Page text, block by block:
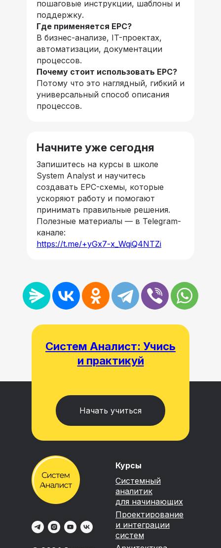
пошаговые инструкции, шаблоны и
поддержку.
Где применяется EPC?
В бизнес-анализе, IT-проектах,
автоматизации, документации
процессов.
Почему стоит использовать EPC?
Потому что это наглядный, гибкий и
универсальный способ описания
процессов.
Начните уже сегодня
Запишитесь на курсы в школе
System Analyst и научитесь
создавать EPC-схемы, которые
ускоряют работу и помогают
принимать правильные решения.
Полезные материалы — в Telegram-
канале:
https://t.me/+yGx7-x_WqiQ4NTZi
Систем Аналист: Учись
и практикуй
Начать учиться
Курсы
Системный
аналитик
для начинающих
Проектирование
и интеграции
систем